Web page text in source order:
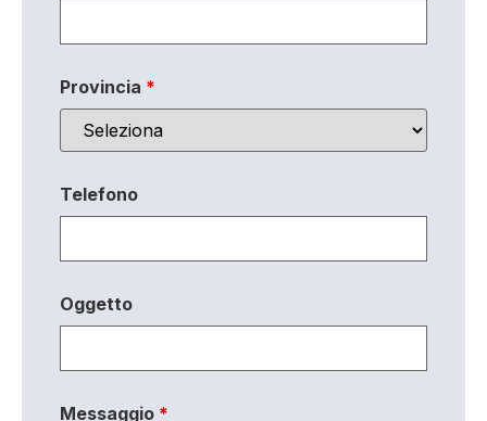
Provincia *
Telefono
Oggetto
Messaggio *